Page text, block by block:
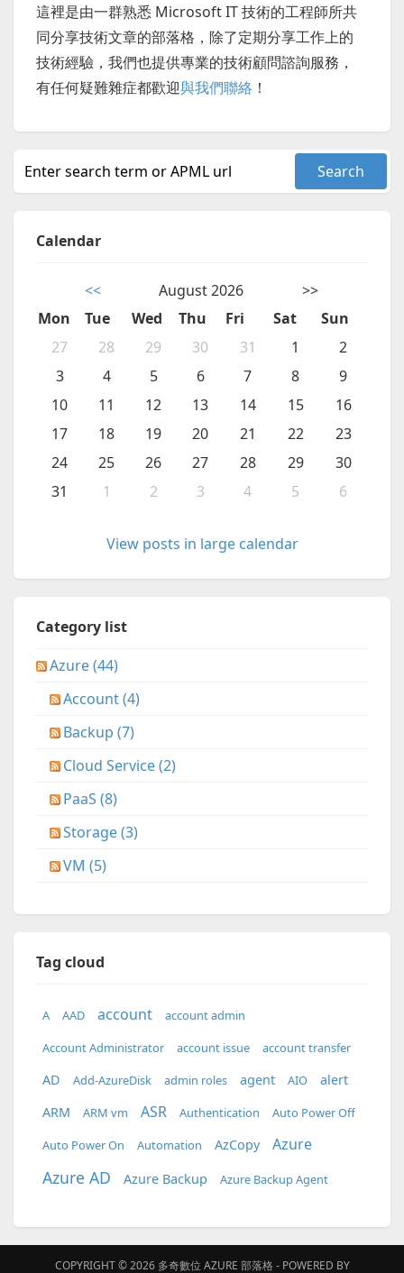
這裡是由一群熟悉 Microsoft IT 技術的工程師所共
同分享技術文章的部落格，除了定期分享工作上的
技術經驗，我們也提供專業的技術顧問諮詢服務，
有任何疑難雜症都歡迎與我們聯絡 ！
Calendar
<< August 2026
>>
Mon
Tue Wed Thu Fri Sat
Sun
27
28 29 30 31 1
2
3
4 5 6 7 8
9
10
11 12 13 14 15
16
17
18 19 20 21 22
23
24
25 26 27 28 29
30
31
1 2 3 4 5 6
View posts in large calendar
Category list
Azure (44)
Account (4)
Backup (7)
Cloud Service (2)
PaaS (8)
Storage (3)
VM (5)
Tag cloud
A AAD account
account admin
Account Administrator
account issue account transfer
AD Add-AzureDisk admin roles agent AIO
alert
ARM
ARM vm ASR Authentication
Auto Power Off
Auto Power On
Automation AzCopy Azure
Azure AD Azure Backup Azure Backup Agent
COPYRIGHT © 2026 多奇數位 AZURE 部落格 - POWERED BY